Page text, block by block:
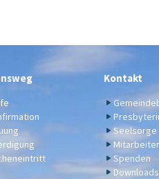
Kontakt
Seelsorge
Spenden
Downloads